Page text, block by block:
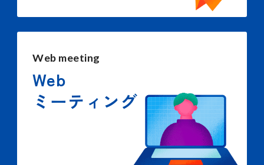
Web meeting
Web
ミーティング